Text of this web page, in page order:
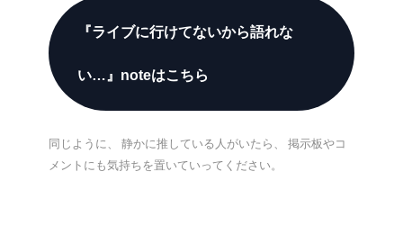
『ライブに行けてないから語れな
い…』noteはこちら
同じように、 静かに推している人がいたら、 掲示板やコ
メントにも気持ちを置いていってください。